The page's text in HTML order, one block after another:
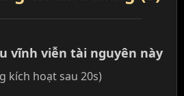
vĩnh viễn tài nguyên này
kích hoạt sau 20s)